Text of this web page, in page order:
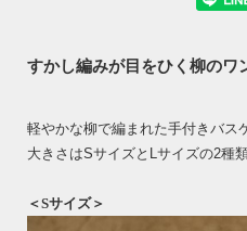
すかし編みが目をひく柳のワ
軽やかな柳で編まれた手付きバス
大きさはSサイズとLサイズの2種
＜Sサイズ＞